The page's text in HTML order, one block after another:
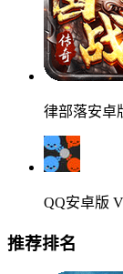
律部落安卓
QQ安卓版
推荐排名